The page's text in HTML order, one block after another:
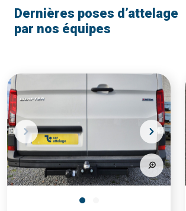
Dernières poses d’attelage
par nos équipes